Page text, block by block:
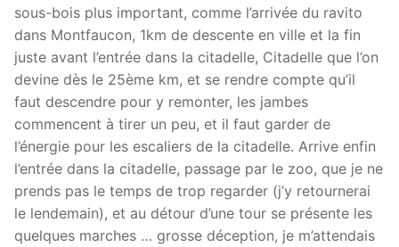
sous-bois plus important, comme l’arrivée du ravito
dans Montfaucon, 1km de descente en ville et la fin
juste avant l’entrée dans la citadelle, Citadelle que l’on
devine dès le 25ème km, et se rendre compte qu’il
faut descendre pour y remonter, les jambes
commencent à tirer un peu, et il faut garder de
l’énergie pour les escaliers de la citadelle. Arrive enfin
l’entrée dans la citadelle, passage par le zoo, que je ne
prends pas le temps de trop regarder (j’y retournerai
le lendemain), et au détour d’une tour se présente les
quelques marches … grosse déception, je m’attendais